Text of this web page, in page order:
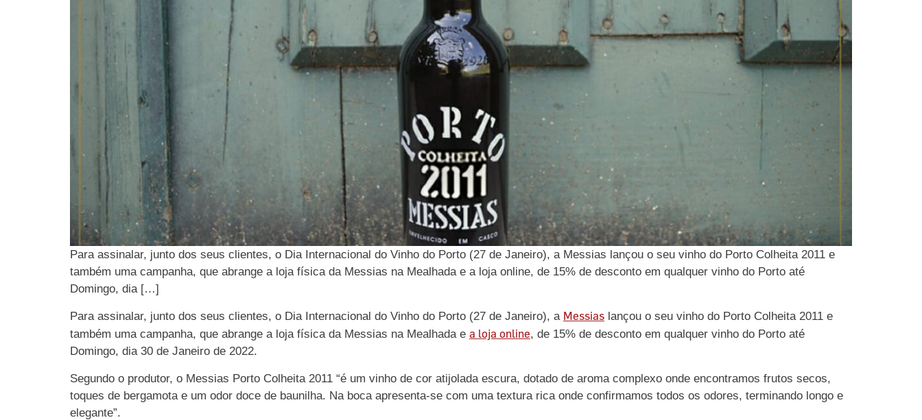
Para assinalar, junto dos seus clientes, o Dia Internacional do Vinho do Porto (27 de Janeiro), a Messias lançou o seu vinho do Porto Colheita 2011 e
também uma campanha, que abrange a loja física da Messias na Mealhada e a loja online, de 15% de desconto em qualquer vinho do Porto até
Domingo, dia […]
Para assinalar, junto dos seus clientes, o Dia Internacional do Vinho do Porto (27 de Janeiro), a Messias lançou o seu vinho do Porto Colheita 2011 e
também uma campanha, que abrange a loja física da Messias na Mealhada e a loja online, de 15% de desconto em qualquer vinho do Porto até
Domingo, dia 30 de Janeiro de 2022.
Segundo o produtor, o Messias Porto Colheita 2011 “é um vinho de cor atijolada escura, dotado de aroma complexo onde encontramos frutos secos,
toques de bergamota e um odor doce de baunilha. Na boca apresenta-se com uma textura rica onde confirmamos todos os odores, terminando longo e
elegante”.